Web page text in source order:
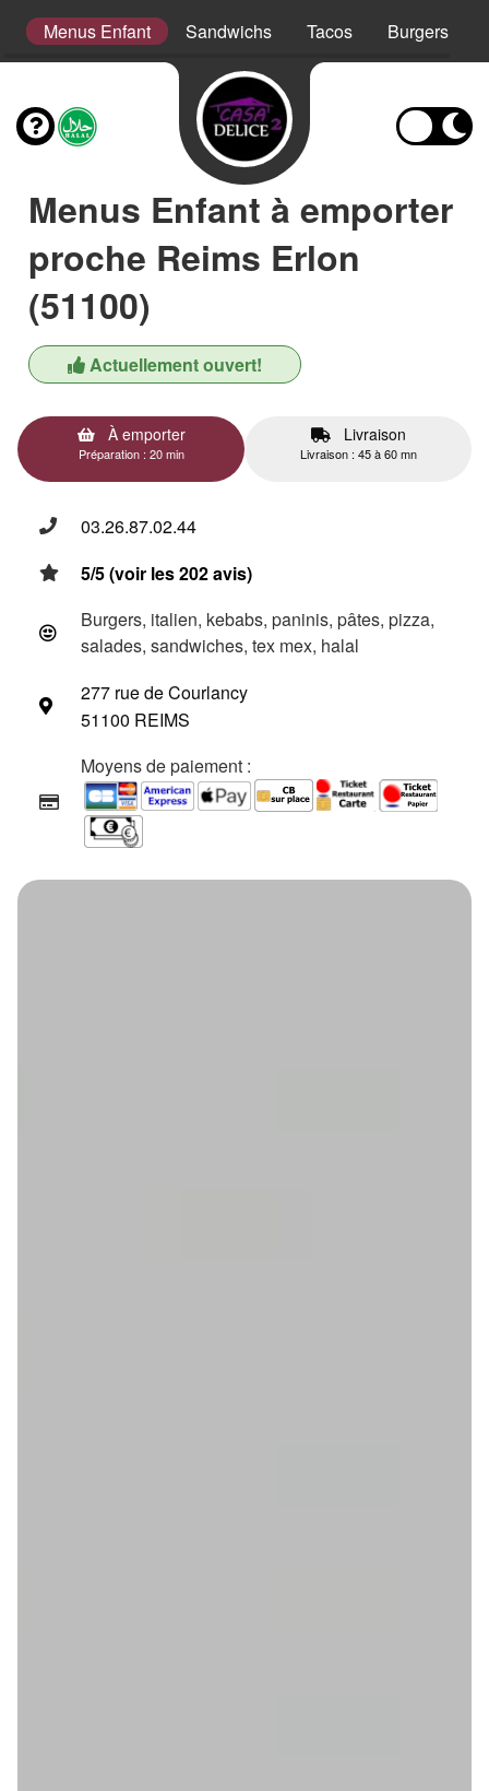
Menus Enfant Sandwichs Tacos Burgers
Menus Enfant à emporter
proche Reims Erlon
(51100)
Actuellement ouvert!
À emporter
Préparation : 20 min
Livraison
Livraison : 45 à 60 mn
03.26.87.02.44
5/5 (voir les 202 avis)
Burgers, italien, kebabs, paninis, pâtes, pizza,
salades, sandwiches, tex mex, halal
277 rue de Courlancy
51100 REIMS
Moyens de paiement :